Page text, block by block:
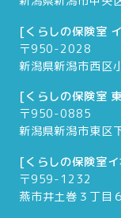
[くらしの保険室
〒950-2028
新潟県新潟市西
[くらしの保険室
〒950-0885
新潟県新潟市東区
[くらしの保険室
〒959-1232
燕市井土巻３丁目